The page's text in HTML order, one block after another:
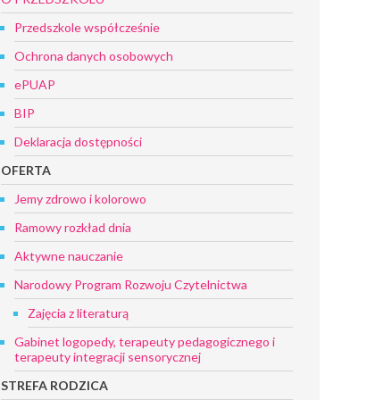
Przedszkole współcześnie
Ochrona danych osobowych
ePUAP
BIP
Deklaracja dostępności
OFERTA
Jemy zdrowo i kolorowo
Ramowy rozkład dnia
Aktywne nauczanie
Narodowy Program Rozwoju Czytelnictwa
Zajęcia z literaturą
Gabinet logopedy, terapeuty pedagogicznego i
terapeuty integracji sensorycznej
STREFA RODZICA